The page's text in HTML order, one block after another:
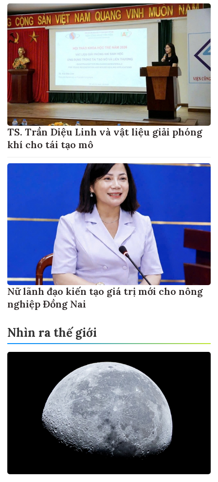
TS. Trần Diệu Linh và vật liệu giải phóng
khí cho tái tạo mô
Nữ lãnh đạo kiến tạo giá trị mới cho nông
nghiệp Đồng Nai
Nhìn ra thế giới